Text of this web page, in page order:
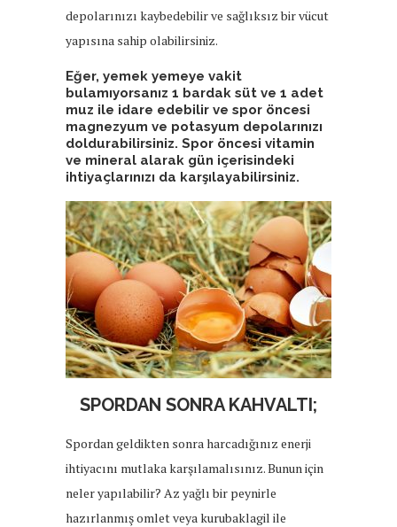
depolarınızı kaybedebilir ve sağlıksız bir vücut
yapısına sahip olabilirsiniz.
Eğer, yemek yemeye vakit
bulamıyorsanız 1 bardak süt ve 1 adet
muz ile idare edebilir ve spor öncesi
magnezyum ve potasyum depolarınızı
doldurabilirsiniz. Spor öncesi vitamin
ve mineral alarak gün içerisindeki
ihtiyaçlarınızı da karşılayabilirsiniz.
SPORDAN SONRA KAHVALTI;
Spordan geldikten sonra harcadığınız enerji
ihtiyacını mutlaka karşılamalısınız. Bunun için
neler yapılabilir? Az yağlı bir peynirle
hazırlanmış omlet veya kurubaklagil ile